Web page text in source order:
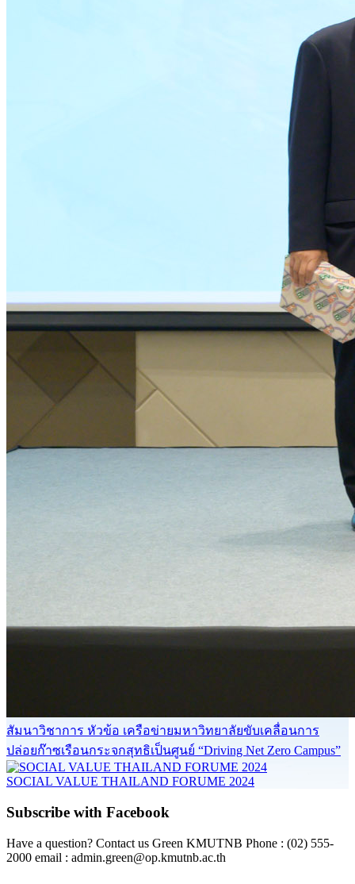
สัมนาวิชาการ หัวข้อ เครือข่ายมหาวิทยาลัยขับเคลื่อนการ
ปล่อยก๊าซเรือนกระจกสุทธิเป็นศูนย์ “Driving Net Zero Campus”
SOCIAL VALUE THAILAND FORUME 2024
Subscribe with Facebook
Have a question? Contact us Green KMUTNB Phone : (02) 555-
2000 email : admin.green@op.kmutnb.ac.th